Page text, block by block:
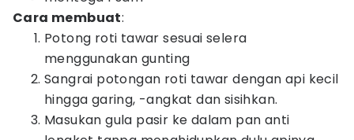
Cara membuat:
Potong roti tawar sesuai selera
menggunakan gunting
Sangrai potongan roti tawar dengan api kecil
hingga garing, -angkat dan sisihkan.
Masukan gula pasir ke dalam pan anti